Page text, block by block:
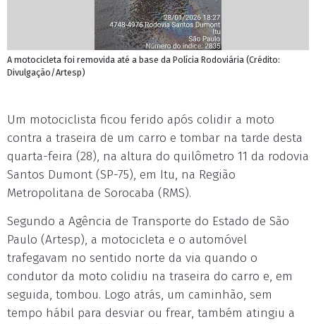
A motocicleta foi removida até a base da Polícia Rodoviária (Crédito:
Divulgação/Artesp)
Um motociclista ficou ferido após colidir a moto
contra a traseira de um carro e tombar na tarde desta
quarta-feira (28), na altura do quilômetro 11 da rodovia
Santos Dumont (SP-75), em Itu, na Região
Metropolitana de Sorocaba (RMS).
Segundo a Agência de Transporte do Estado de São
Paulo (Artesp), a motocicleta e o automóvel
trafegavam no sentido norte da via quando o
condutor da moto colidiu na traseira do carro e, em
seguida, tombou. Logo atrás, um caminhão, sem
tempo hábil para desviar ou frear, também atingiu a